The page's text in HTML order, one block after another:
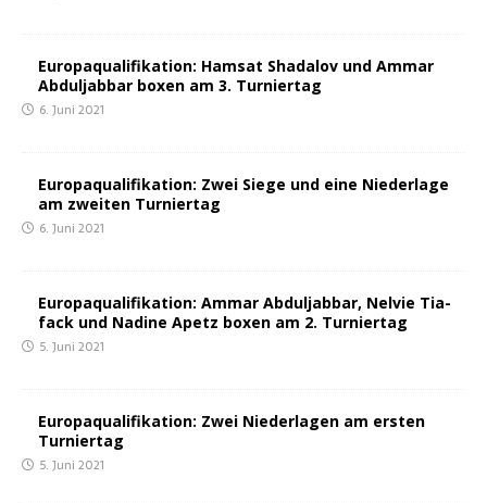
Euro­pa­qua­li­fi­ka­ti­on: Hamsat Shada­lov und Ammar
Abdul­jab­bar boxen am 3. Turniertag
6. Juni 2021
Euro­pa­qua­li­fi­ka­ti­on: Zwei Sie­ge und eine Nie­der­la­ge
am zwei­ten Turniertag
6. Juni 2021
Euro­pa­qua­li­fi­ka­ti­on: Ammar Abdul­jab­bar, Nel­vie Tia­
fack und Nadi­ne Apetz boxen am 2. Turniertag
5. Juni 2021
Euro­pa­qua­li­fi­ka­ti­on: Zwei Nie­der­la­gen am ers­ten
Turniertag
5. Juni 2021